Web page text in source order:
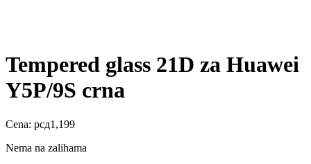
Tempered glass 21D za Huawei
Y5P/9S crna
Cena: рсд1,199
Nema na zalihama